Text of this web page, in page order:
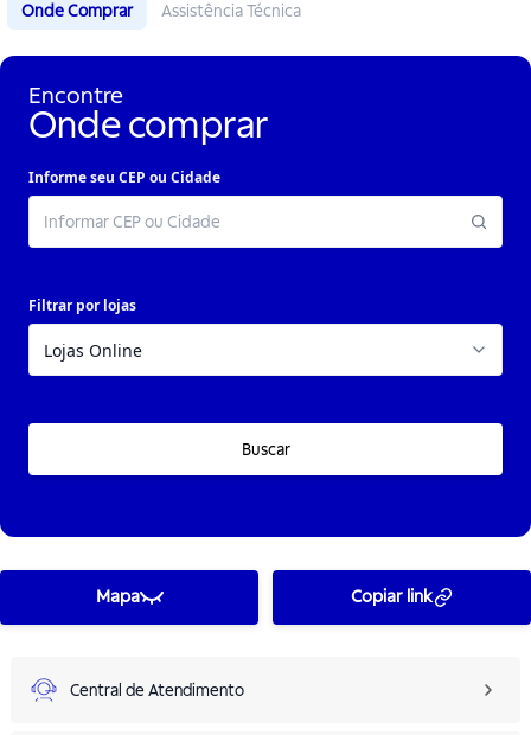
Onde Comprar Assistência Técnica
Encontre
Onde comprar
Informe seu CEP ou Cidade
Filtrar por lojas
Buscar
Mapa Copiar link
Central de Atendimento